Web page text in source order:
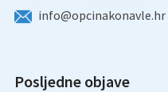
info@opcinakonavle.hr
Posljedne objave